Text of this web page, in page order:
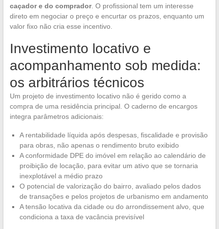
caçador e do comprador. O profissional tem um interesse
direto em negociar o preço e encurtar os prazos, enquanto um
valor fixo não cria esse incentivo.
Investimento locativo e
acompanhamento sob medida:
os arbitrários técnicos
Um projeto de investimento locativo não é gerido como a
compra de uma residência principal. O caderno de encargos
integra parâmetros adicionais:
A rentabilidade líquida após despesas, fiscalidade e provisão
para obras, não apenas o rendimento bruto exibido
A conformidade DPE do imóvel em relação ao calendário de
proibição de locação, para evitar um ativo que se tornaria
inexplotável a médio prazo
O potencial de valorização do bairro, avaliado pelos dados
de transações e pelos projetos de urbanismo em andamento
A tensão locativa da cidade ou do arrondissement alvo, que
condiciona a taxa de vacância previsível